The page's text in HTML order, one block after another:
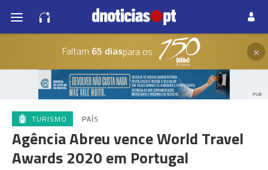
Faltam 65 diaspara os ×
PUB
TURISMO PAÍS
Agência Abreu vence World Travel
Awards 2020 em Portugal